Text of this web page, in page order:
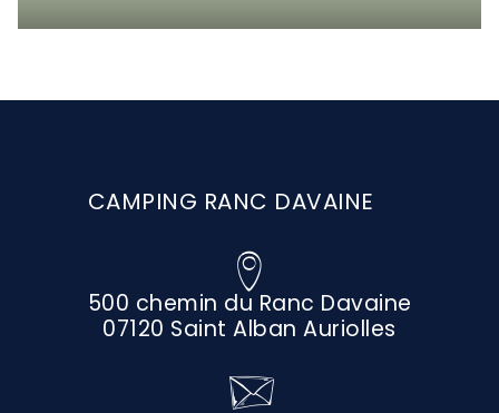
CAMPING RANC DAVAINE
500 chemin du Ranc Davaine
07120 Saint Alban Auriolles